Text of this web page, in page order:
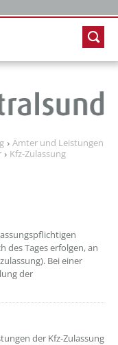
Ämter und Leistungen
Kfz-Zulassung
des Tages erfolgen, an
Bei einer
der
der Kfz-Zulassung